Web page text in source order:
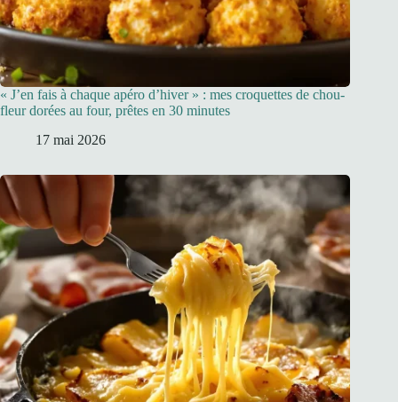
« J’en fais à chaque apéro d’hiver » : mes croquettes de chou-
fleur dorées au four, prêtes en 30 minutes
17 mai 2026